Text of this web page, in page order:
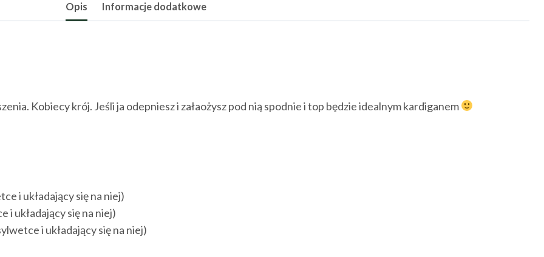
Opis Informacje dodatkowe
Kobiecy krój. Jeśli ja odepniesz i załaożysz pod nią spodnie i top będzie idealnym kardiganem
i układający się na niej)
i układający się na niej)
i układający się na niej)